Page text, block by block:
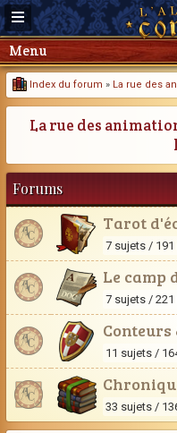
Menu
Index du forum » La rue des
La rue des
Forums
Tarot
7 sujets /
Le camp
7 sujets /
Conteurs
11 sujets /
33 sujets /